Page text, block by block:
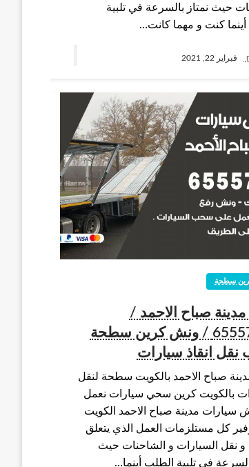
حيث نمتاز بالسرعة في تلبية
أينما كنت و مهما كانت…
فبراير 22, 2021
سطحة
صباح الاحمد /
65557275 / ونش كرين سطحة
انقاذ سيارات
صباح الاحمد بالكويت سطحة لنقل
بالكويت كرين سحي سيارات نعمل
سيارات مدينة صباح الاحمد الكويت
كل مستلزمات العمل الذي يتعلق
نقل السيارات و الشاحنات حيث
في تلبية الطلب أينما…